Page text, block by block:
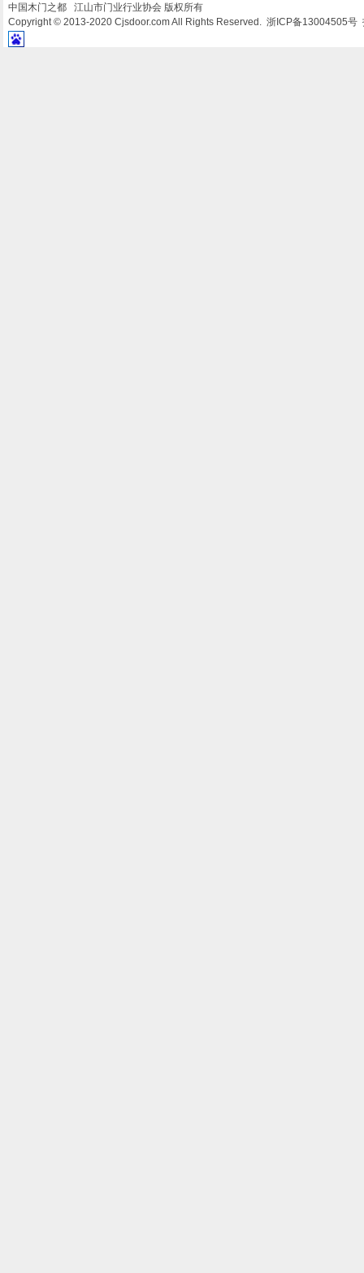
中国木门之都 江山市门业行业协会 版权所有
Copyright © 2013-2020 Cjsdoor.com All Rights Reserved. 浙ICP备13004505号